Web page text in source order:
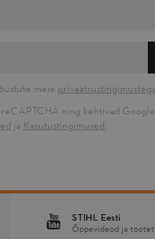
meie
ning kehtivad Google
ja Kasutustingimused.
STIHL Eesti
Õppevideod ja